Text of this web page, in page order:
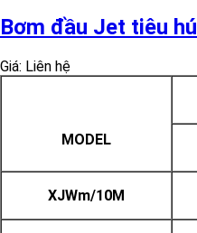
Bơm đầu Jet tiêu
Giá: Liên hệ
MODEL
XJWm/10M